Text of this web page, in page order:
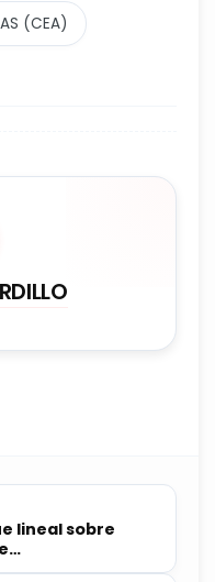
(CEA)
lineal sobre
tren México-